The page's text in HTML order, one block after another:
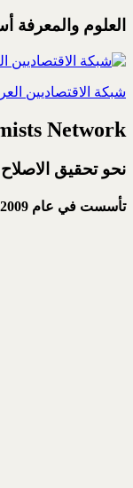
العلوم والمعرفة
شبكة الاقتصاديين
Network
نحو تحقيق
تأسست في عام 2009 ،